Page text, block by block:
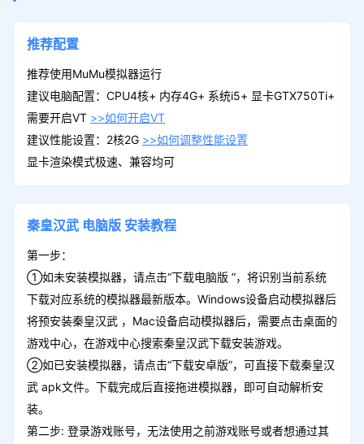
推荐配置
推荐使用MuMu模拟器运行
建议电脑配置：CPU4核+ 内存4G+ 系统i5+ 显卡GTX750Ti+
需要开启VT >>如何开启VT
建议性能设置：2核2G >>如何调整性能设置
显卡渲染模式极速、兼容均可
秦皇汉武 电脑版 安装教程
第一步：
①如未安装模拟器，请点击“下载电脑版 ”，将识别当前系统
下载对应系统的模拟器最新版本。Windows设备启动模拟器后
将预安装秦皇汉武 ，Mac设备启动模拟器后，需要点击桌面的
游戏中心，在游戏中心搜索秦皇汉武下载安装游戏。
②如已安装模拟器，请点击“下载安卓版”，可直接下载秦皇汉
武 apk文件。下载完成后直接拖进模拟器，即可自动解析安
装。
第二步: 登录游戏账号，无法使用之前游戏账号或者想通过其